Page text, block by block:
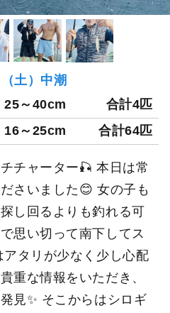
土）中潮
25～40cm 合計4匹
16～25cm 合計64匹
チャーター🎣 本日は常
さいました😊 女の子も
し回るよりも釣れる可
思い切って南下してス
タリが少なく少し心配
重な情報をいただき、
見✨ そこからはシロギ